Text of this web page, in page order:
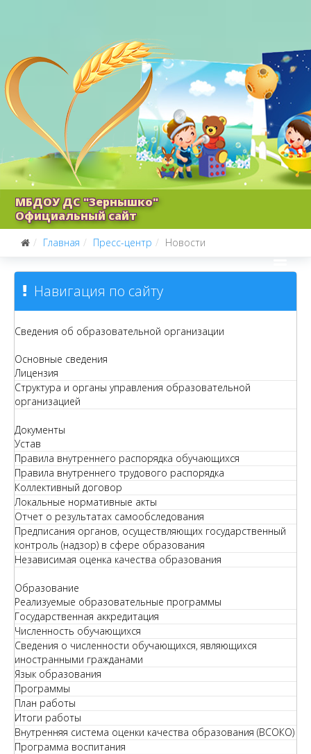
МБДОУ ДС "Зернышко"
Официальный сайт
Главная Пресс-центр Новости
Навигация по сайту
Сведения об образовательной организации
Основные сведения
Лицензия
Структура и органы управления образовательной
организацией
Документы
Устав
Правила внутреннего распорядка обучающихся
Правила внутреннего трудового распорядка
Коллективный договор
Локальные нормативные акты
Отчет о результатах самообследования
Предписания органов, осуществляющих государственный
контроль (надзор) в сфере образования
Независимая оценка качества образования
Образование
Реализуемые образовательные программы
Государственная аккредитация
Численность обучающихся
Сведения о численности обучающихся, являющихся
иностранными гражданами
Язык образования
Программы
План работы
Итоги работы
Внутренняя система оценки качества образования (ВСОКО)
Программа воспитания